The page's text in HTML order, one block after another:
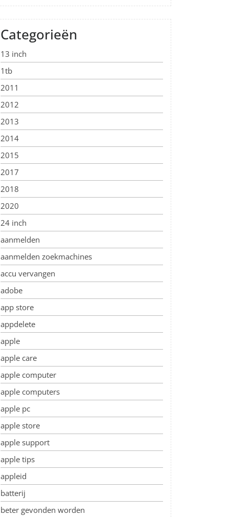
Categorieën
13 inch
1tb
2011
2012
2013
2014
2015
2017
2018
2020
24 inch
aanmelden
aanmelden zoekmachines
accu vervangen
adobe
app store
appdelete
apple
apple care
apple computer
apple computers
apple pc
apple store
apple support
apple tips
appleid
batterij
beter gevonden worden